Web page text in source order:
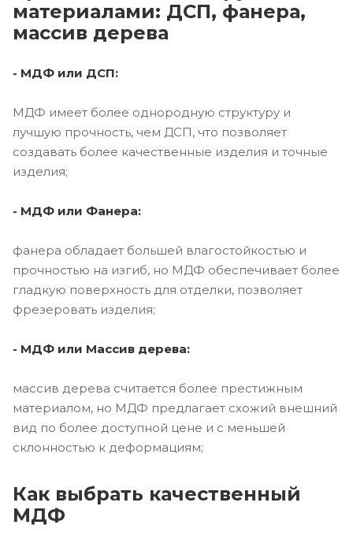
материалами: ДСП, фанера,
массив дерева
- МДФ или ДСП:
МДФ имеет более однородную структуру и
лучшую прочность, чем ДСП, что позволяет
создавать более качественные изделия и точные
изделия;
- МДФ или Фанера:
фанера обладает большей влагостойкостью и
прочностью на изгиб, но МДФ обеспечивает более
гладкую поверхность для отделки, позволяет
фрезеровать изделия;
- МДФ или Массив дерева:
массив дерева считается более престижным
материалом, но МДФ предлагает схожий внешний
вид по более доступной цене и с меньшей
склонностью к деформациям;
Как выбрать качественный
МДФ